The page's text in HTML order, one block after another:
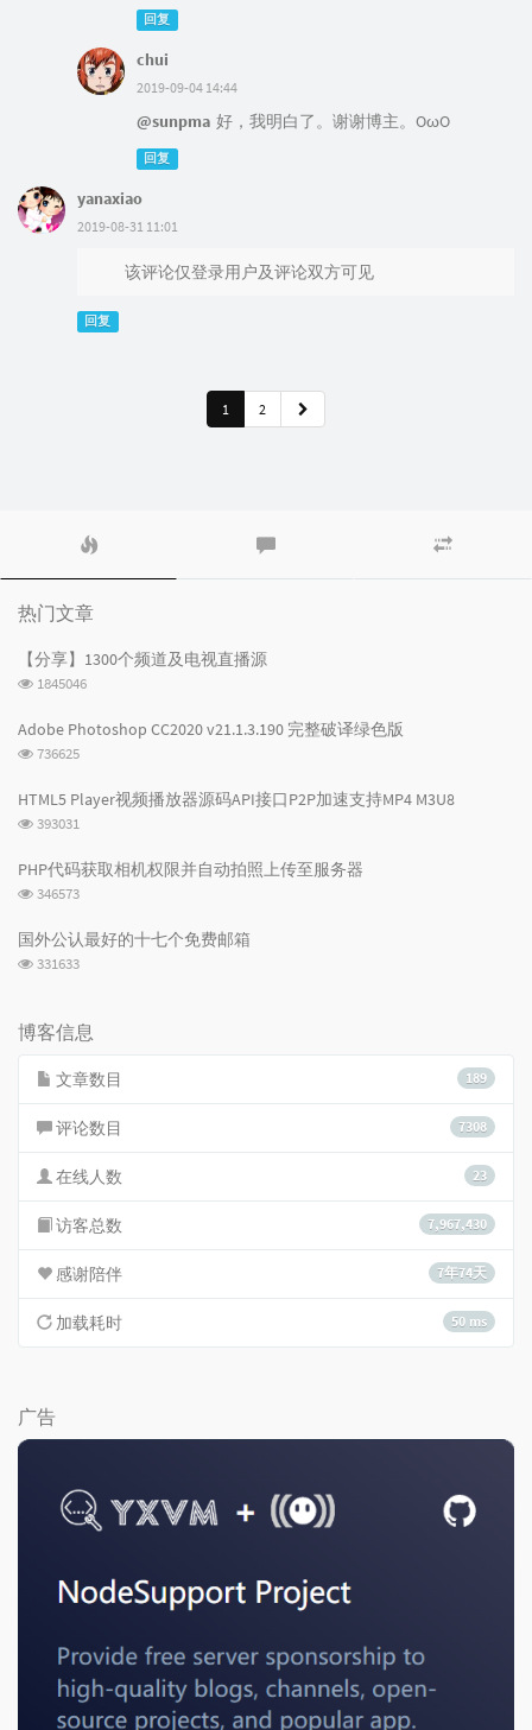
回复
chui
2019-09-04 14:44
@sunpma 好，我明白了。谢谢博主。OωO
回复
yanaxiao
2019-08-31 11:01
该评论仅登录用户及评论双方可见
回复
1 2
文
评
文
热门文章
【分享】1300个频道及电视直播源
浏
次
1845046
Adobe Photoshop CC2020 v21.1.3.190 完整破译绿色版
浏
次
736625
HTML5 Player视频播放器源码API接口P2P加速支持MP4 M3U8
浏
次
数:
393031
PHP代码获取相机权限并自动拍照上传至服务器
浏
次
数:
346573
国外公认最好的十七个免费邮箱
浏
数:
331633
博客信息
189
文章数目
7308
评论数目
23
在线人数
7,967,430
访客总数
7年74天
感谢陪伴
50 ms
加载耗时
广告